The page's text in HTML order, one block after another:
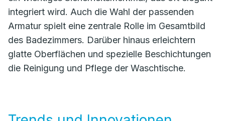
integriert wird. Auch die Wahl der passenden
Armatur spielt eine zentrale Rolle im Gesamtbild
des Badezimmers. Darüber hinaus erleichtern
glatte Oberflächen und spezielle Beschichtungen
die Reinigung und Pflege der Waschtische.